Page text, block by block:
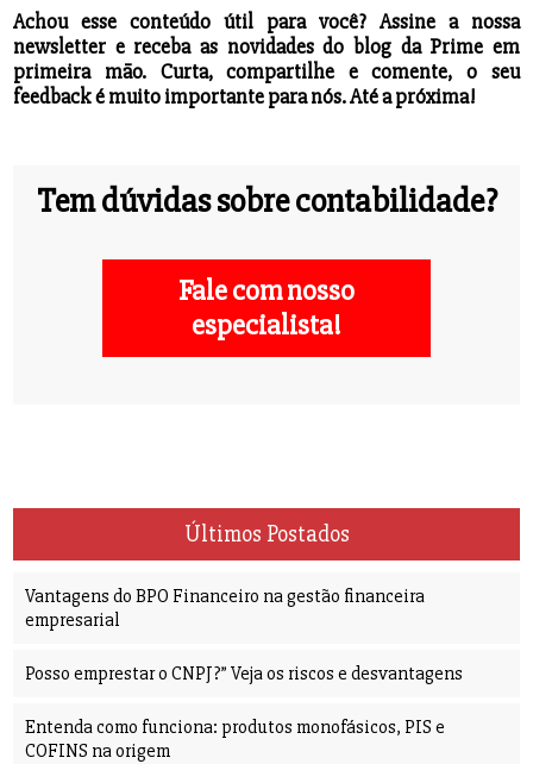
Achou esse conteúdo útil para você? Assine a nossa
newsletter e receba as novidades do blog da Prime em
primeira mão. Curta, compartilhe e comente, o seu
feedback é muito importante para nós. Até a próxima!
Tem dúvidas sobre contabilidade?
Fale com nosso
especialista!
Últimos Postados
Vantagens do BPO Financeiro na gestão financeira
empresarial
Posso emprestar o CNPJ?” Veja os riscos e desvantagens
Entenda como funciona: produtos monofásicos, PIS e
COFINS na origem